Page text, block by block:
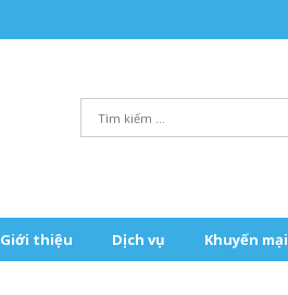
Giới thiệu Dịch vụ Khuyến mại